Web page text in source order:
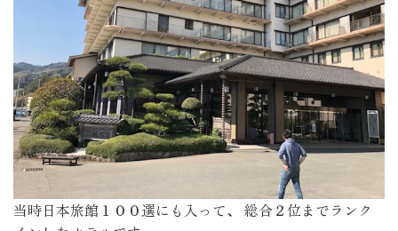
当時日本旅館１００選にも入って、 総合２位までランク